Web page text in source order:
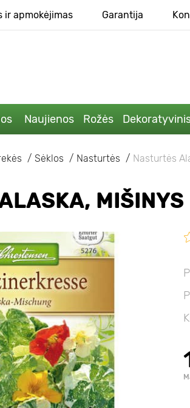
ir apmokėjimas Garantija
Naujienos Rožės
Sėklos Nasturtės Nasturtės
MIŠINYS